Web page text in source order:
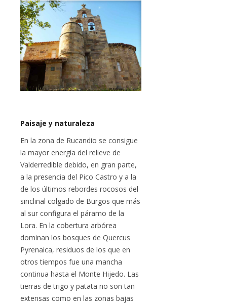
Paisaje y naturaleza
En la zona de Rucandio se consigue
la mayor energía del relieve de
Valderredible debido, en gran parte,
a la presencia del Pico Castro y a la
de los últimos rebordes rocosos del
sinclinal colgado de Burgos que más
al sur configura el páramo de la
Lora. En la cobertura arbórea
dominan los bosques de Quercus
Pyrenaica, residuos de los que en
otros tiempos fue una mancha
continua hasta el Monte Hijedo. Las
tierras de trigo y patata no son tan
extensas como en las zonas bajas